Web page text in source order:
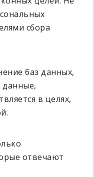
сбора
баз данных,
в целях,
отвечают